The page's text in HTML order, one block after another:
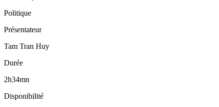
Politique
Présentateur
Tam Tran Huy
Durée
2h34mn
Disponibilité